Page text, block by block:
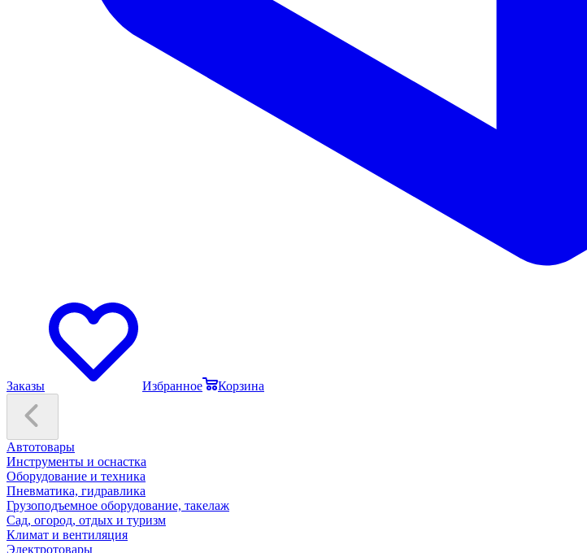
Заказы Избранное Корзина
Автотовары
Инструменты и оснастка
Оборудование и техника
Пневматика, гидравлика
Грузоподъемное оборудование, такелаж
Сад, огород, отдых и туризм
Климат и вентиляция
Электротовары